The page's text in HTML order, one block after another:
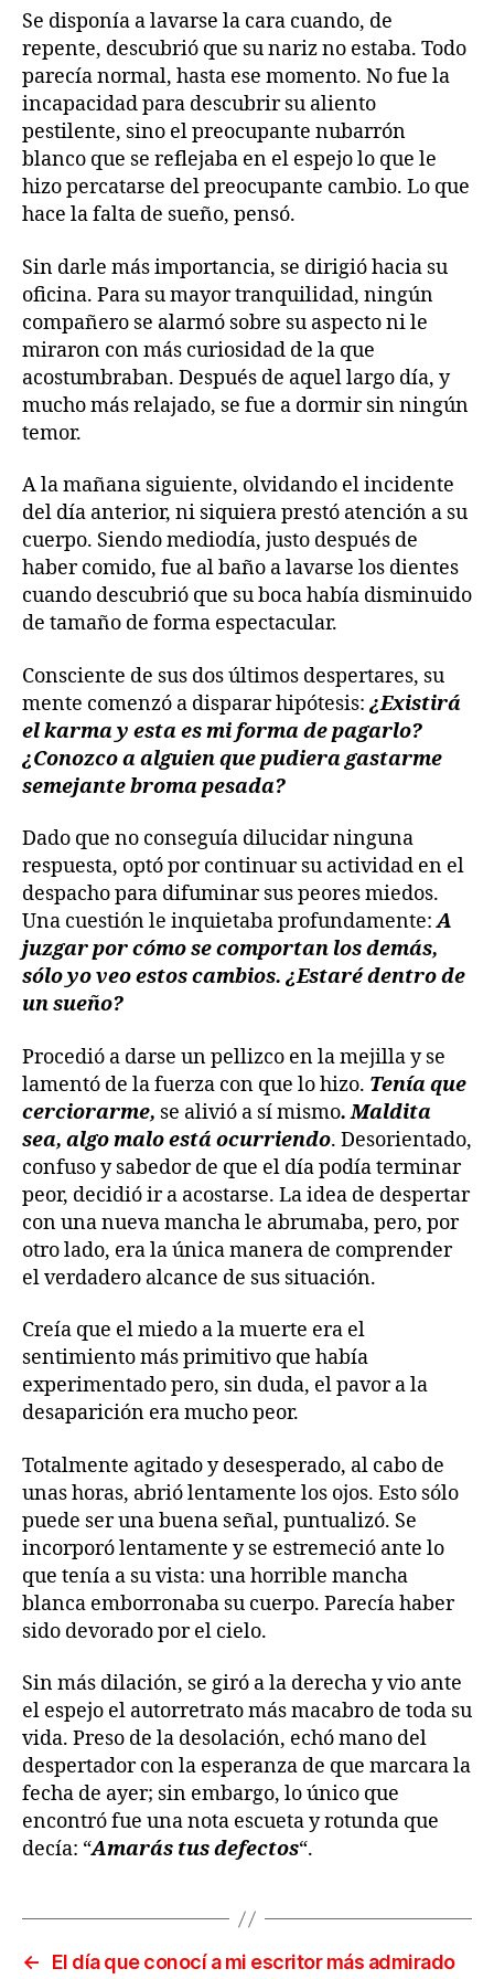
Se disponía a lavarse la cara cuando, de
repente, descubrió que su nariz no estaba. Todo
parecía normal, hasta ese momento. No fue la
incapacidad para descubrir su aliento
pestilente, sino el preocupante nubarrón
blanco que se reflejaba en el espejo lo que le
hizo percatarse del preocupante cambio. Lo que
hace la falta de sueño, pensó.
Sin darle más importancia, se dirigió hacia su
oficina. Para su mayor tranquilidad, ningún
compañero se alarmó sobre su aspecto ni le
miraron con más curiosidad de la que
acostumbraban. Después de aquel largo día, y
mucho más relajado, se fue a dormir sin ningún
temor.
A la mañana siguiente, olvidando el incidente
del día anterior, ni siquiera prestó atención a su
cuerpo. Siendo mediodía, justo después de
haber comido, fue al baño a lavarse los dientes
cuando descubrió que su boca había disminuido
de tamaño de forma espectacular.
Consciente de sus dos últimos despertares, su
mente comenzó a disparar hipótesis: ¿Existirá
el karma y esta es mi forma de pagarlo?
¿Conozco a alguien que pudiera gastarme
semejante broma pesada?
Dado que no conseguía dilucidar ninguna
respuesta, optó por continuar su actividad en el
despacho para difuminar sus peores miedos.
Una cuestión le inquietaba profundamente:A
juzgar por cómo se comportan los demás,
sólo yo veo estos cambios. ¿Estaré dentro de
un sueño?
Procedió a darse un pellizco en la mejilla y se
lamentó de la fuerza con que lo hizo. Tenía que
cerciorarme, se alivió a sí mismo. Maldita
sea, algo malo está ocurriendo. Desorientado,
confuso y sabedor de que el día podía terminar
peor, decidió ir a acostarse. La idea de despertar
con una nueva mancha le abrumaba, pero, por
otro lado, era la única manera de comprender
el verdadero alcance de sus situación.
Creía que el miedo a la muerte era el
sentimiento más primitivo que había
experimentado pero, sin duda, el pavor a la
desaparición era mucho peor.
Totalmente agitado y desesperado, al cabo de
unas horas, abrió lentamente los ojos. Esto sólo
puede ser una buena señal, puntualizó. Se
incorporó lentamente y se estremeció ante lo
que tenía a su vista: una horrible mancha
blanca emborronaba su cuerpo. Parecía haber
sido devorado por el cielo.
Sin más dilación, se giró a la derecha y vio ante
el espejo el autorretrato más macabro de toda su
vida. Preso de la desolación, echó mano del
despertador con la esperanza de que marcara la
fecha de ayer; sin embargo, lo único que
encontró fue una nota escueta y rotunda que
decía: “Amarás tus defectos“.
← El día que conocí a mi escritor más admirado